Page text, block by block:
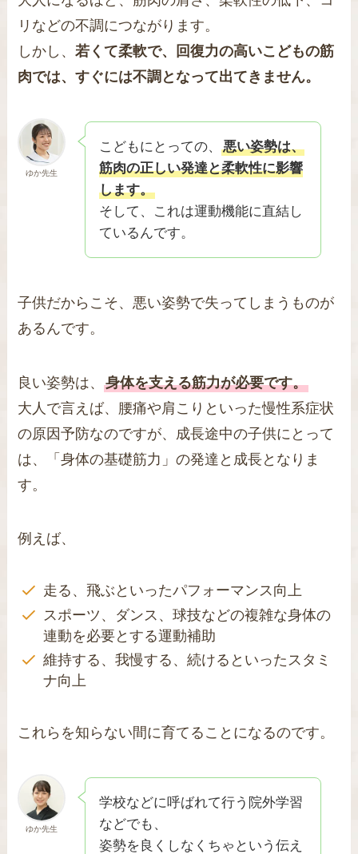
リなどの不調につながります。
しかし、若くて柔軟で、回復力の高いこどもの筋
肉では、すぐには不調となって出てきません。
ゆか先生
こどもにとっての、悪い姿勢は、
筋肉の正しい発達と柔軟性に影響
します。
そして、これは運動機能に直結し
ているんです。
子供だからこそ、悪い姿勢で失ってしまうものが
あるんです。
良い姿勢は、身体を支える筋力が必要です。
大人で言えば、腰痛や肩こりといった慢性系症状
の原因予防なのですが、成長途中の子供にとって
は、「身体の基礎筋力」の発達と成長となりま
す。
例えば、
走る、飛ぶといったパフォーマンス向上
スポーツ、ダンス、球技などの複雑な身体の
連動を必要とする運動補助
維持する、我慢する、続けるといったスタミ
ナ向上
これらを知らない間に育てることになるのです。
ゆか先生
学校などに呼ばれて行う院外学習
などでも、
姿勢を良くしなくちゃという伝え